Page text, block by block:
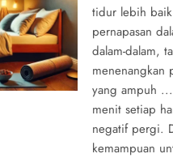
tidur lebih
pernapasan
dalam-dalam,
menenangkan
yang ampuh
menit setiap
negatif pergi.
kemampuan